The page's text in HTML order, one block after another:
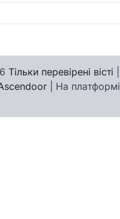
Тільки перевірені вісті
| На платформі